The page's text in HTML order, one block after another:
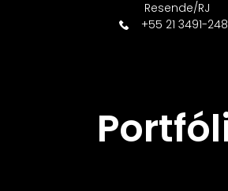
Resende/RJ
+55 21 3491-